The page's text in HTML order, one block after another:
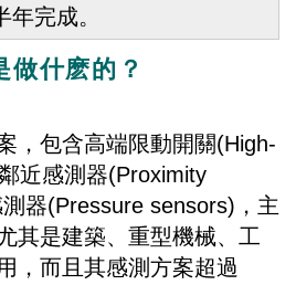
完成。
什麽的？
，包含高端限動開關(High-
近感測器(Proximity
器(Pressure sensors)，主
其是建築、重型機械、工
，而且其感測方案超過